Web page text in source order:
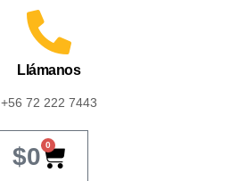
Llámanos
+56 72 222 7443
$0 0